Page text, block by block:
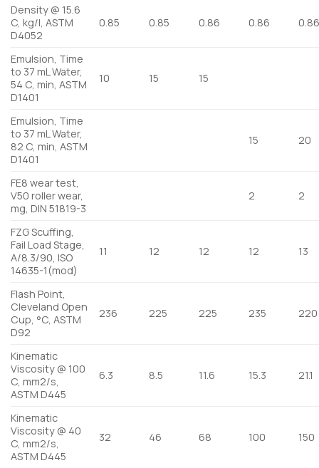
Density @ 15.6
C, kg/l, ASTM
D4052
0.85 0.85 0.86 0.86
Emulsion, Time
to 37 mL Water,
54 C, min, ASTM
D1401
10 15 15
Emulsion, Time
to 37 mL Water,
82 C, min, ASTM
D1401
15 20
FE8 wear test,
V50 roller wear,
mg, DIN 51819-3
2 2
FZG Scuffing,
Fail Load Stage,
A/8.3/90, ISO
14635-1(mod)
11 12 12 12 13
Flash Point,
Cleveland Open
Cup, °C, ASTM
D92
236 225 225 235 220
Kinematic
Viscosity @ 100
C, mm2/s,
ASTM D445
6.3 8.5 11.6 15.3 21.1
Kinematic
Viscosity @ 40
C, mm2/s,
ASTM D445
32 46 68 100 150